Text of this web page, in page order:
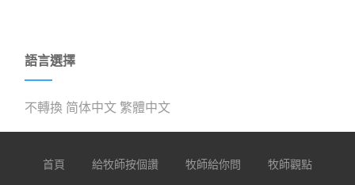
語言選擇
不轉換 简体中文 繁體中文
首頁 給牧師按個讚 牧師給你問 牧師觀點